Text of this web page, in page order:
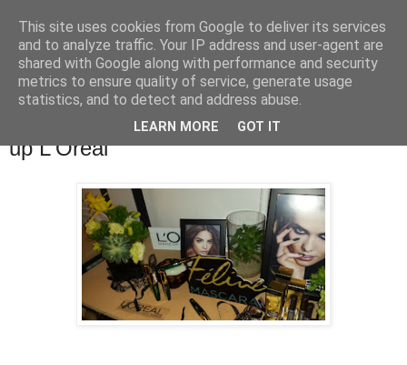
PentruDive.ro
miercuri, 13 aprilie 2016
O dimineata printre noutatile de make-
up L'Oreal
This site uses cookies from Google to deliver its services
and to analyze traffic. Your IP address and user-agent are
shared with Google along with performance and security
metrics to ensure quality of service, generate usage
statistics, and to detect and address abuse.
LEARN MORE GOT IT